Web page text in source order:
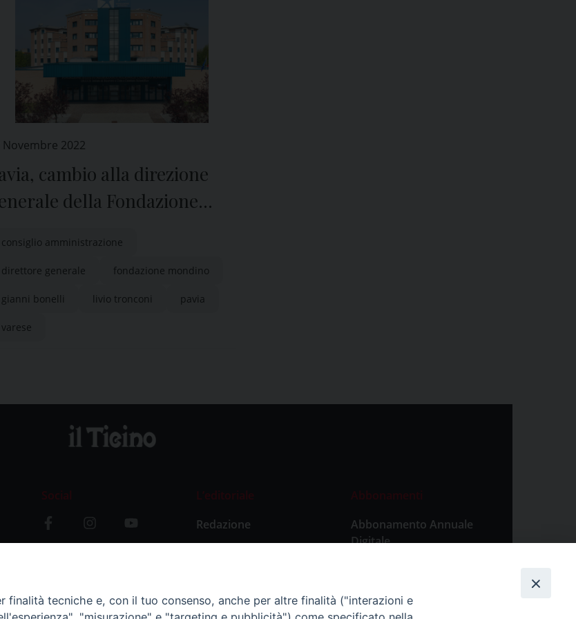
Novembre 2022
cambio alla direzione
della Fondazione
consiglio amministrazione
direttore generale fondazione mondino
gianni bonelli livio tronconi pavia
varese
Social
L’editoriale
Redazione
Storia
Abbonamenti
Abbonamento Annuale
Digitale
Abbonamento Singola
finalità tecniche e, con il tuo consenso, anche per altre finalità ("interazioni e